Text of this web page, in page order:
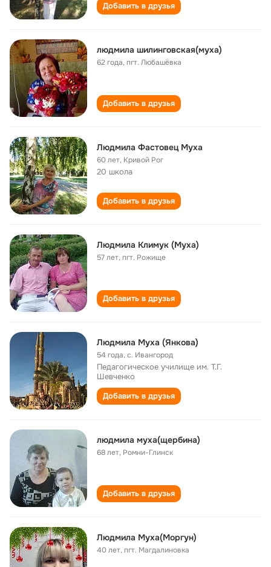
Добавить в друзья
людмила шилинговская(муха)
62 года,пгт. Любашёвка
Добавить в друзья
Людмила Фастовец Муха
60 лет, Кривой Рог
20 школа
Добавить в друзья
Людмила Климук (Муха)
57 лет,пгт. Рожище
Добавить в друзья
Людмила Муха (Янкова)
54 года,с. Ивангород
Педагогическое училище им. Т.Г.
Шевченко
Добавить в друзья
людмила муха(щербина)
68 лет, Ромни-Глинск
Добавить в друзья
Людмила Муха(Моргун)
40 лет,пгт. Магдалиновка